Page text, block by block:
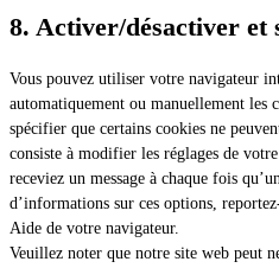
8. Activer/désactiver et
Vous pouvez utiliser votre navigateur
automatiquement ou manuellement les
spécifier que certains cookies ne
consiste à modifier les réglages de
receviez un message à chaque fois
d’informations sur ces options,
Aide de votre navigateur.
Veuillez noter que notre site web peut